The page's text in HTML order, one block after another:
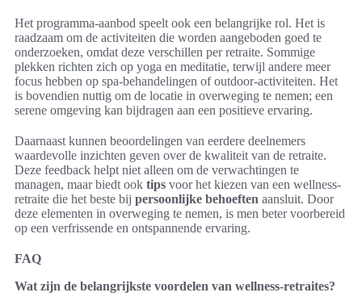
Het programma-aanbod speelt ook een belangrijke rol. Het is
raadzaam om de activiteiten die worden aangeboden goed te
onderzoeken, omdat deze verschillen per retraite. Sommige
plekken richten zich op yoga en meditatie, terwijl andere meer
focus hebben op spa-behandelingen of outdoor-activiteiten. Het
is bovendien nuttig om de locatie in overweging te nemen; een
serene omgeving kan bijdragen aan een positieve ervaring.
Daarnaast kunnen beoordelingen van eerdere deelnemers
waardevolle inzichten geven over de kwaliteit van de retraite.
Deze feedback helpt niet alleen om de verwachtingen te
managen, maar biedt ook tips voor het kiezen van een wellness-
retraite die het beste bij persoonlijke behoeften aansluit. Door
deze elementen in overweging te nemen, is men beter voorbereid
op een verfrissende en ontspannende ervaring.
FAQ
Wat zijn de belangrijkste voordelen van wellness-retraites?